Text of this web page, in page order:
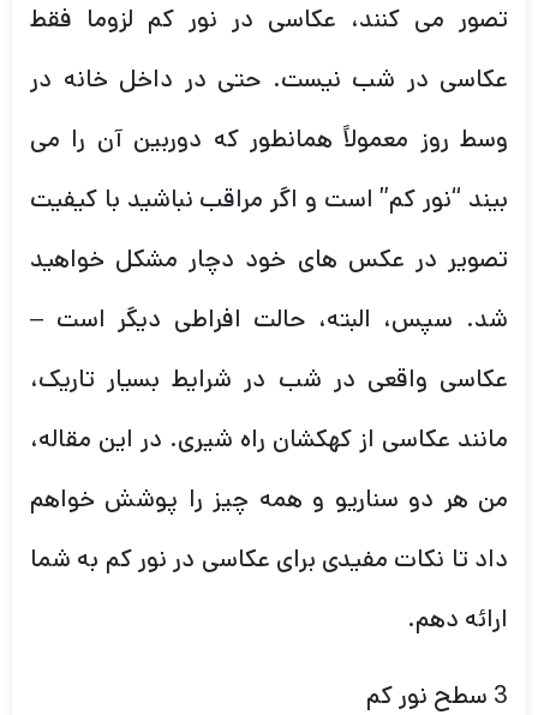
تصور می کنند، عکاسی در نور کم لزوما فقط
عکاسی در شب نیست. حتی در داخل خانه در
وسط روز معمولاً همانطور که دوربین آن را می
بیند “نور کم” است و اگر مراقب نباشید با کیفیت
تصویر در عکس های خود دچار مشکل خواهید
شد. سپس، البته، حالت افراطی دیگر است –
عکاسی واقعی در شب در شرایط بسیار تاریک،
مانند عکاسی از کهکشان راه شیری. در این مقاله،
من هر دو سناریو و همه چیز را پوشش خواهم
داد تا نکات مفیدی برای عکاسی در نور کم به شما
ارائه دهم.
3 سطح نور کم